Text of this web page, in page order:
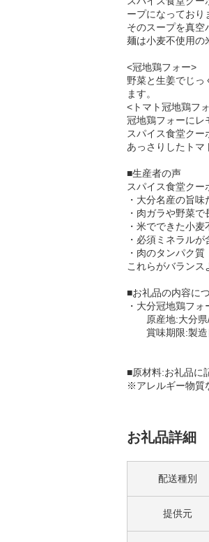
ープになっており
そのスープを真空
麺は小麦不使用の
<冠地鶏フォー>
野菜と生姜でじっ
ます。
<トマト冠地鶏フ
冠地鶏フォーにレ
スパイス食堂クー
あっさりしたトマ
■生産者の声
スパイス食堂クー
・大分名産の旨
・肉ガラや野菜
・米でできた小
・必須ミネラル
・肉のタンパク質
これらがバランス
■お礼品の内容に
・大分冠地鶏フ
原産地:大分県/
賞味期限:製造
■原材料:お礼品に
※アレルギー物質
お礼品詳細
配送種別
提供元